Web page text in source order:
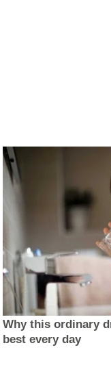
Why this ordinary
best every day